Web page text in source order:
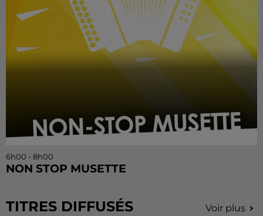
6h00 - 8h00
NON STOP MUSETTE
TITRES DIFFUSÉS Voir plus